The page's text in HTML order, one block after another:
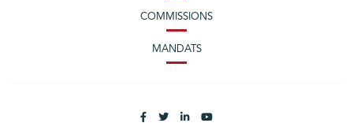
COMMISSIONS
MANDATS